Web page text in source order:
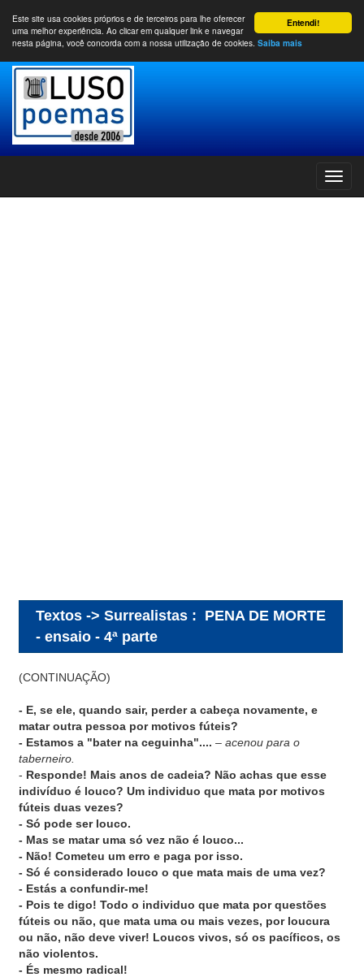
Entendi!
Este site usa cookies próprios e de terceiros para lhe oferecer
uma melhor experiência. Ao clicar em qualquer link e navegar
nesta página, você concorda com a nossa utilização de cookies. Saiba mais
Textos -> Surrealistas : PENA DE MORTE
- ensaio - 4ª parte
(CONTINUAÇÃO)
- E, se ele, quando sair, perder a cabeça novamente, e
matar outra pessoa por motivos fúteis?
- Estamos a "bater na ceguinha".... – acenou para o
taberneiro.
- Responde! Mais anos de cadeia? Não achas que esse
indivíduo é louco? Um individuo que mata por motivos
fúteis duas vezes?
- Só pode ser louco.
- Mas se matar uma só vez não é louco...
- Não! Cometeu um erro e paga por isso.
- Só é considerado louco o que mata mais de uma vez?
- Estás a confundir-me!
- Pois te digo! Todo o individuo que mata por questões
fúteis ou não, que mata uma ou mais vezes, por loucura
ou não, não deve viver! Loucos vivos, só os pacíficos, os
não violentos.
- És mesmo radical!